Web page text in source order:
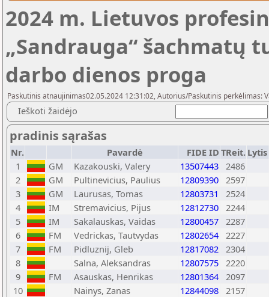
2024 m. Lietuvos
„Sandrauga“ šachmatų
darbo dienos proga
Paskutinis atnaujinimas02.05.2024 12:31:02, Autorius/Paskutinis perkėlimas:
Ieškoti žaidėjo
pradinis sąrašas
Nr. Pavardė FIDE ID TReit. Lytis
1
GM Kazakouski, Valery 13507443 2486
2
GM Pultinevicius, Paulius 12809390 2597
3
GM Laurusas, Tomas 12803731
2524
4
IM Stremavicius, Pijus 12812730 2244
5
IM Sakalauskas, Vaidas 12800457 2287
6
FM Vedrickas, Tautvydas 12802654 2227
7
FM Pidluznij, Gleb 12817082 2304
8
Salna, Aleksandras 12807575 2220
9
FM Asauskas, Henrikas 12801364 2097
10
Nainys, Zanas 12844098 2157